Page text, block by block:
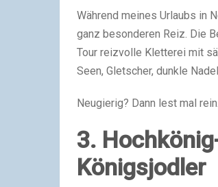
Während meines Urlaubs in
ganz besonderen Reiz. Die
Tour reizvolle Kletterei mit
Seen, Gletscher, dunkle
Neugierig? Dann lest mal rein.
3.
Königsjodler